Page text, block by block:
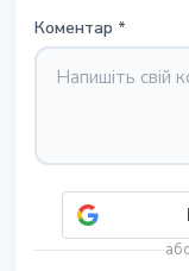
Коментар *